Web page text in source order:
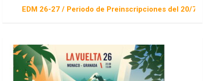
de Preinscripciones del 20/7 al 16/8 / Sorteo 1 de